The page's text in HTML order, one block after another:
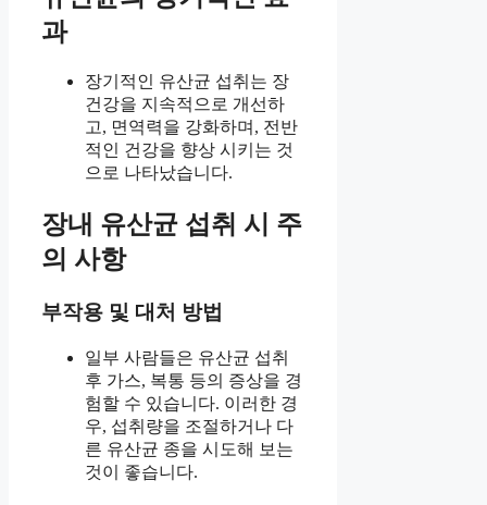
과
장기적인 유산균 섭취는 장
건강을 지속적으로 개선하
고, 면역력을 강화하며, 전반
적인 건강을 향상 시키는 것
으로 나타났습니다.
장내 유산균 섭취 시 주
의 사항
부작용 및 대처 방법
일부 사람들은 유산균 섭취
후 가스, 복통 등의 증상을 경
험할 수 있습니다. 이러한 경
우, 섭취량을 조절하거나 다
른 유산균 종을 시도해 보는
것이 좋습니다.